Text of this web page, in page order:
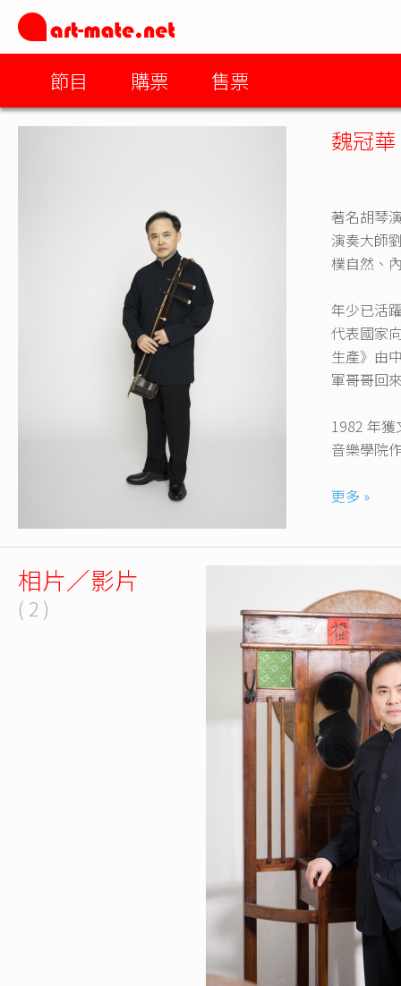
節目 購票 售票
魏冠華
著名胡琴
演奏大師
樸自然、
年少已活
代表國家
生產》由
軍哥哥回
1982 年
音樂學院
1991 年移
曲》，好
更多 »
相片／影片
( 2 )